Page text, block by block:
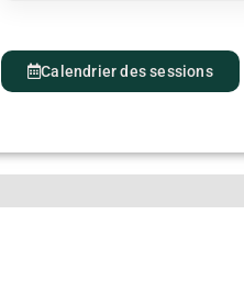
Calendrier des sessions